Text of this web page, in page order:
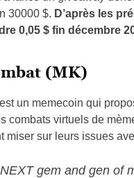
30000 $. D’après les
0,05 $ fin décembre
(MK)
un memecoin qui
combats virtuels de
miser sur leurs issues
gem and gen of